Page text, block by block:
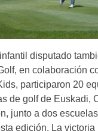
disputado
en colaboración
participaron 20
de golf de Euskadi,
junto a dos
edición. La victoria